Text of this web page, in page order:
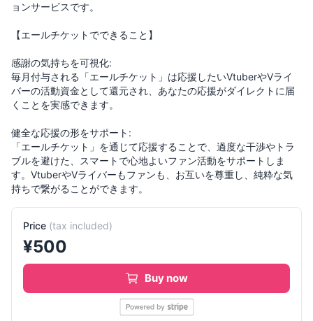
ョンサービスです。
【エールチケットでできること】
感謝の気持ちを可視化:
毎月付与される「エールチケット」は応援したいVtuberやVライ
バーの活動資金として還元され、あなたの応援がダイレクトに届
くことを実感できます。
健全な応援の形をサポート:
「エールチケット」を通じて応援することで、過度な干渉やトラ
ブルを避けた、スマートで心地よいファン活動をサポートしま
す。VtuberやVライバーもファンも、お互いを尊重し、純粋な気
Price (tax included)
¥500
Buy now